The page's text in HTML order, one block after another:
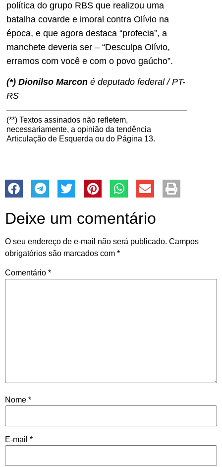
política do grupo RBS que realizou uma
batalha covarde e imoral contra Olívio na
época, e que agora destaca “profecia”, a
manchete deveria ser – “Desculpa Olívio,
erramos com você e com o povo gaúcho”.
(*) Dionilso Marcon é deputado federal / PT-
RS
(**) Textos assinados não refletem,
necessariamente, a opinião da tendência
Articulação de Esquerda ou do Página 13.
Deixe um comentário
O seu endereço de e-mail não será publicado. Campos
obrigatórios são marcados com *
Comentário *
Nome *
E-mail *